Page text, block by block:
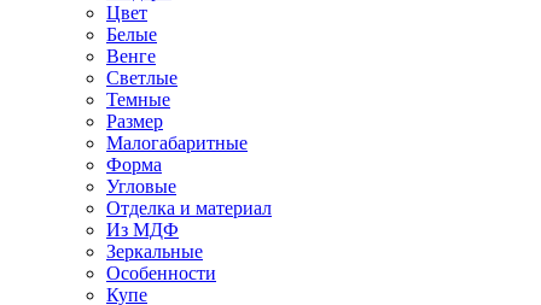
Цвет
Белые
Венге
Светлые
Темные
Размер
Малогабаритные
Форма
Угловые
Отделка и материал
Из МДФ
Зеркальные
Особенности
Купе